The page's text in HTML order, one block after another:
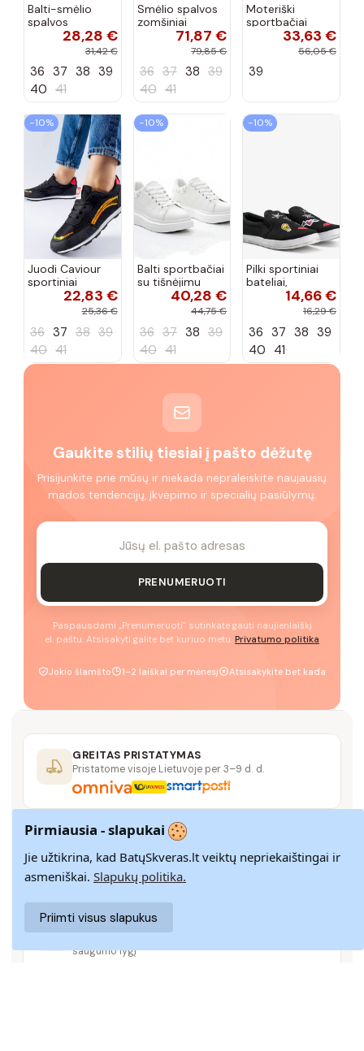
Balti-smėlio
spalvos
sportiniai
Casey
28,28 €
31,42 €
36 37 38 39
40 41
Smėlio spalvos
zomšiniai
sportiniai
bateliai, „Karino"
71,87 €
79,85 €
36 37 38 39
40 41
Moteriški
sportbačiai
juodos spalvos
33,63 €
56,05 €
39
−10%
Juodi Caviour
sportiniai
sportbačiai22,83 €
25,36 €
36 37 38 39
40 41
−10%
Balti sportbačiai
su tišnėjimu
Peyton40,28 €
44,75 €
36 37 38 39
40 41
−10%
Pilki sportiniai
bateliai,
„Justice"14,66 €
16,29 €
36 37 38 39
40 41
Gaukite stilių tiesiai į pašto dėžutę
Prisijunkite prie mūsų ir niekada nepraleiskite naujausių
mados tendencijų, įkvėpimo ir specialių pasiūlymų.
PRENUMERUOTI
Paspausdami „Prenumeruoti" sutinkate gauti naujienlaiškį
el. paštu. Atsisakyti galite bet kuriuo metu. Privatumo politika
Jokio šlamšto 1–2 laiškai per mėnesį Atsisakykite bet kada
GREITAS PRISTATYMAS
Pristatome visoje Lietuvoje per 3–9 d. d.
14 DIENŲ GRĄŽINIMAS
Paprastas grąžinimas paštomatais su pinigų
grąžinimo garantija
SAUGUS MOKĖJIMAS
SSL šifravimas užtikrina aukščiausią jūsų duomenų
saugumo lygį
Pirmiausia - slapukai
Jie užtikrina, kad BatųSkveras.lt veiktų nepriekaištingai ir
asmeniškai. Slapukų politika.
Priimti visus slapukus